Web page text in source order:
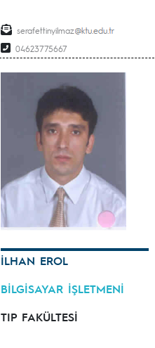
serafettinyilmaz
04623775667
İLHAN EROL
BİLGİSAYAR İŞLETMENİ
TIP FAKÜLTESİ